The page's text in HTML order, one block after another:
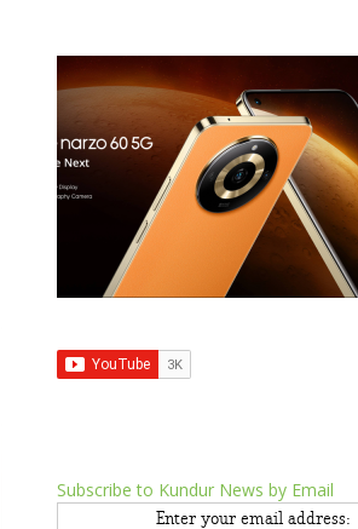
Subscribe to Kundur News by Email
Enter your email address: